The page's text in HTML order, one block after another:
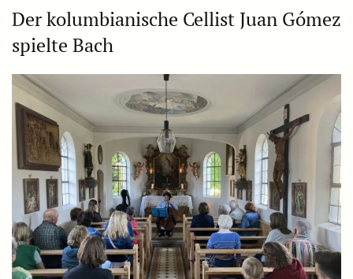
Der kolumbianische Cellist Juan Gómez
spielte Bach